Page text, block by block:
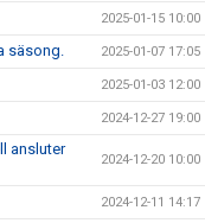
2025-01-15 10:00
säsong. 2025-01-07 17:05
2025-01-03 12:00
2024-12-27 19:00
ansluter
2024-12-20 10:00
2024-12-11 14:17